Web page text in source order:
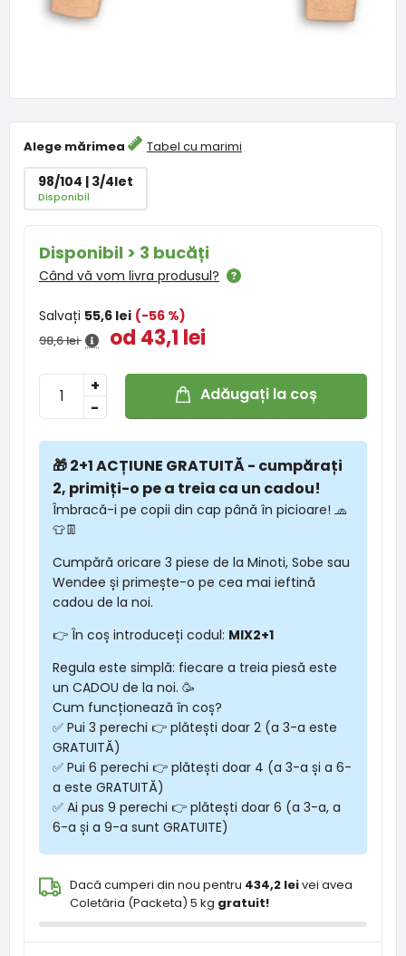
Alege mărimea Tabel cu marimi
98/104 | 3/4let
Disponibil
Disponibil > 3 bucăți
Când vă vom livra produsul?
Salvați 55,6 lei (-56 %)
98,6 lei od 43,1 lei
-
+ Adăugați la coș
🎁 2+1 ACȚIUNE GRATUITĂ - cumpărați
2, primiți-o pe a treia ca un cadou!
Îmbracă-i pe copii din cap până în picioare! 🧢
👕👖
Cumpără oricare 3 piese de la Minoti, Sobe sau
Wendee și primește-o pe cea mai ieftină
cadou de la noi.
👉 În coș introduceți codul: MIX2+1
Regula este simplă: fiecare a treia piesă este
un CADOU de la noi. 🥳
Cum funcționează în coș?
✅ Pui 3 perechi 👉 plătești doar 2 (a 3-a este
GRATUITĂ)
✅ Pui 6 perechi 👉 plătești doar 4 (a 3-a și a 6-
a este GRATUITĂ)
✅ Ai pus 9 perechi 👉 plătești doar 6 (a 3-a, a
6-a și a 9-a sunt GRATUITE)
Dacă cumperi din nou pentru 434,2 leivei avea
Coletăria (Packeta) 5 kg gratuit!